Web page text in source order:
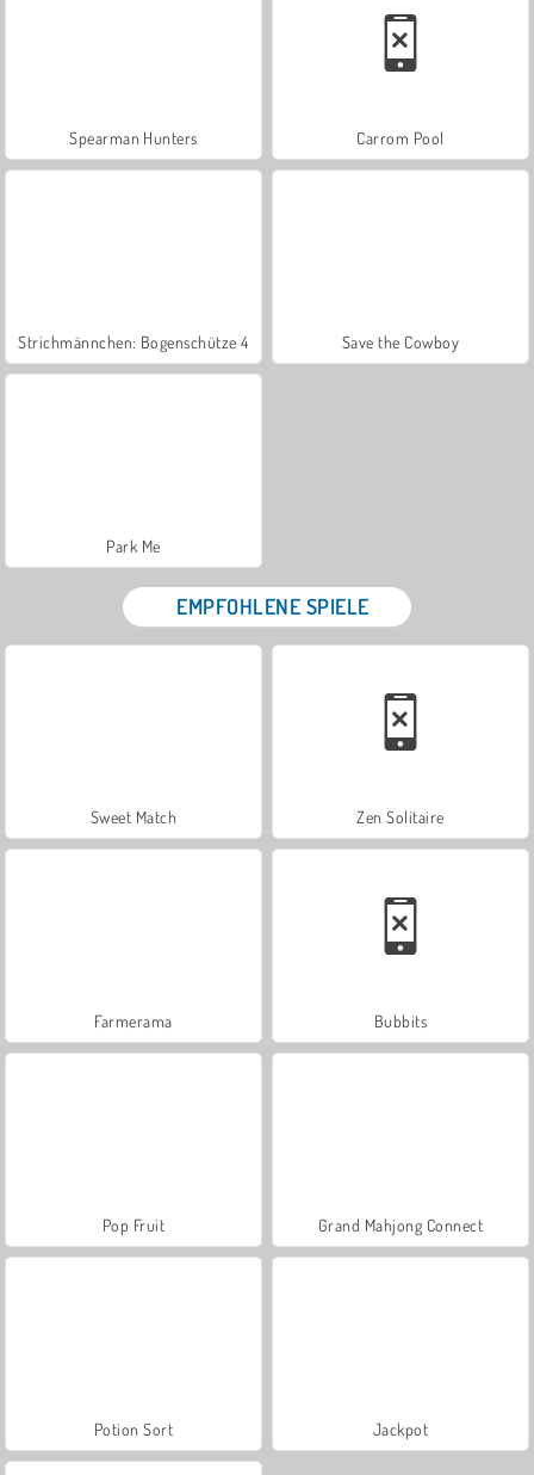
Spearman Hunters Carrom Pool
Strichmännchen: Bogenschütze 4 Save the Cowboy
Park Me
EMPFOHLENE SPIELE
Sweet Match Zen Solitaire
Farmerama Bubbits
Pop Fruit Grand Mahjong Connect
Potion Sort Jackpot